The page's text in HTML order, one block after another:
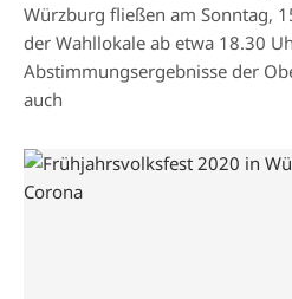
Würzburg fließen am Sonntag,
der Wahllokale ab etwa 18.30
Abstimmungsergebnisse der
auch